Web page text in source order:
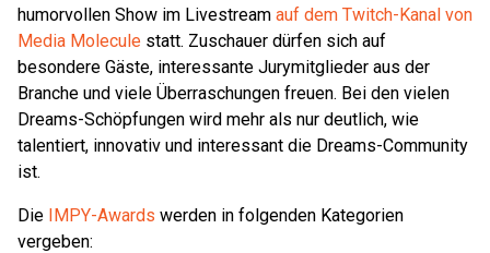
humorvollen Show im Livestream auf dem Twitch-Kanal von
Media Molecule statt. Zuschauer dürfen sich auf
besondere Gäste, interessante Jurymitglieder aus der
Branche und viele Überraschungen freuen. Bei den vielen
Dreams-Schöpfungen wird mehr als nur deutlich, wie
talentiert, innovativ und interessant die Dreams-Community
ist.
Die IMPY-Awards werden in folgenden Kategorien
vergeben: